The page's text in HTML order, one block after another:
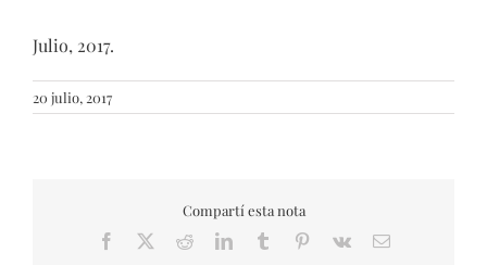
Julio, 2017.
20 julio, 2017
Compartí esta nota
Facebook RedditLinkedInTumblr Pinterest
Vk Email